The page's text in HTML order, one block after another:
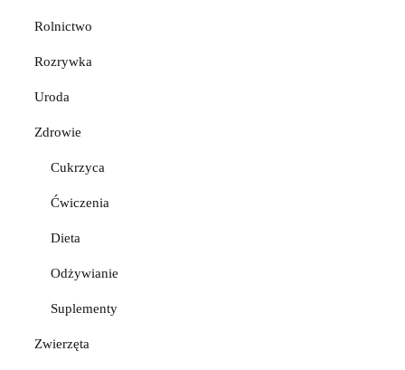
Rolnictwo
Rozrywka
Uroda
Zdrowie
Cukrzyca
Ćwiczenia
Dieta
Odżywianie
Suplementy
Zwierzęta